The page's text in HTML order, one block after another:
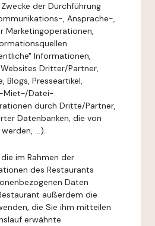
der Durchführung
, Ansprache-,
Marketingoperationen,
Informationen,
Dritter/Partner,
Blogs, Presseartikel,
Miet-/Datei-
durch Dritte/Partner,
Datenbanken, die von
...).
im Rahmen der
des Restaurants
Daten
außerdem die
die Sie ihm mitteilen
erwähnte